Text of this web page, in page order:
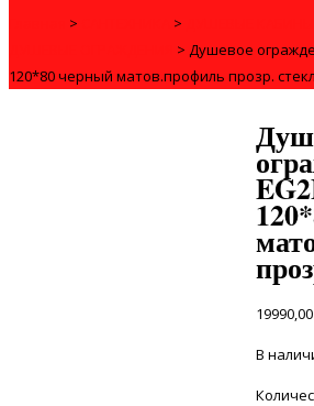
> >
> Душевое
120*80 черный матов.профиль прозр.
19990,00
В